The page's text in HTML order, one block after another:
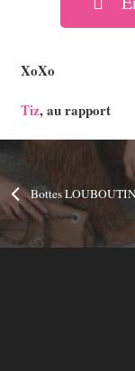
XoXo
Tiz, au rapport
Bottes